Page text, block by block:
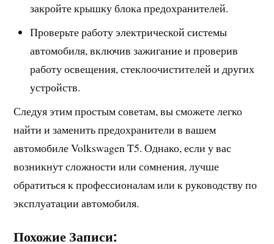
закройте крышку блока предохранителей.
Проверьте работу электрической системы
автомобиля, включив зажигание и проверив
работу освещения, стеклоочистителей и других
устройств.
Следуя этим простым советам, вы сможете легко
найти и заменить предохранители в вашем
автомобиле Volkswagen T5. Однако, если у вас
возникнут сложности или сомнения, лучше
обратиться к профессионалам или к руководству по
эксплуатации автомобиля.
Похожие Записи: